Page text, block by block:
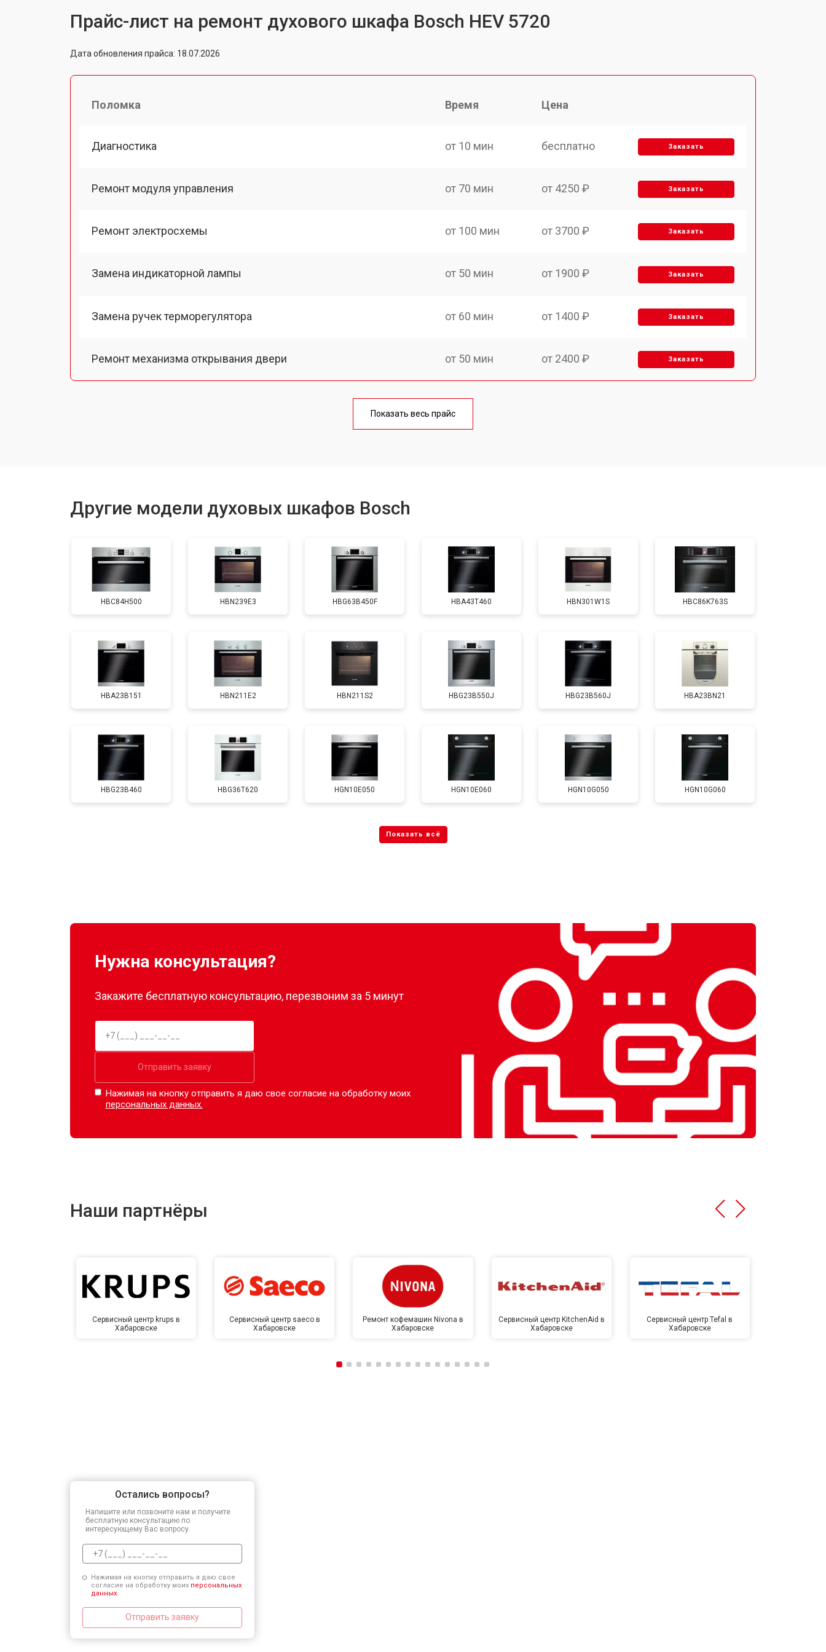
Прайс-лист на ремонт духового шкафа Bosch HEV 5720
Дата обновления прайса: 18.07.2026
Поломка Время Цена
Диагностика от 10 мин бесплатно Заказать
Ремонт модуля управления от 70 мин от 4250 ₽ Заказать
Ремонт электросхемы от 100 мин от 3700 ₽ Заказать
Замена индикаторной лампы от 50 мин от 1900 ₽ Заказать
Замена ручек терморегулятора от 60 мин от 1400 ₽ Заказать
Ремонт механизма открывания двери от 50 мин от 2400 ₽ Заказать
от 90 мин
Замена панели управления от 120 мин
Показать весь прайс
Другие модели духовых шкафов Bosch
HBC84H500 HBN239E3 HBG63B450F HBA43T460 HBN301W1S HBC86K763S
HBA23B151 HBN211E2 HBN211S2 HBG23B550J HBG23B560J HBA23BN21
HBG23B460 HBG36T620 HGN10E050 HGN10E060 HGN10G050 HGN10G060
Нужна консультация?
Закажите бесплатную консультацию, перезвоним за 5 минут
Отправить заявку
Нажимая на кнопку отправить я даю свое согласие на обработку моих
персональных данных.
Наши партнёры
Сервисный центр krups в
Хабаровске
Сервисный центр saeco в
Хабаровске
Ремонт кофемашин Nivona в
Хабаровске
Сервисный центр KitchenAid в
Хабаровске
Сервисный центр Tefal в
Хабаровске
Остались вопросы?
Напишите или позвоните нам и получите
бесплатную консультацию по
интересующему Вас вопросу.
Нажимая на кнопку отправить я даю свое
согласие на обработку моих персональных
данных.
Отправить заявку